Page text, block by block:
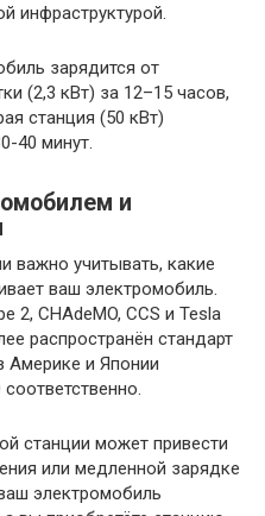
инфраструктурой.
зарядится от
(2,3 кВт) за 12–15 часов,
станция (50 кВт)
40 минут.
и
важно учитывать, какие
ваш электромобиль.
2, CHAdeMO, CCS и Tesla
распространён стандарт
Америке и Японии
станции может привести
или медленной зарядке
электромобиль